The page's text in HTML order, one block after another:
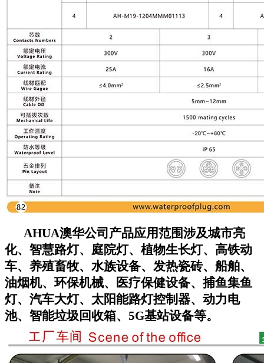
AHUA澳华公司 产品应用范围涉及城市亮
化、智慧路灯、庭院灯、植物生长灯、高铁动
车、养殖畜牧、水族设备、发热瓷砖、船舶、
油烟机、环保机械、医疗保健设备、捕鱼集鱼
灯、汽车大灯、太阳能路灯控制器、动力电
池、智能垃圾回收箱、5G基站设备等。